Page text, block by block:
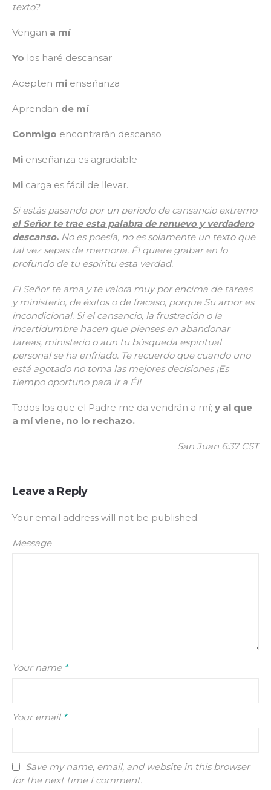
texto?
Vengan a mí
Yo los haré descansar
Acepten mi enseñanza
Aprendan de mí
Conmigo encontrarán descanso
Mi enseñanza es agradable
Mi carga es fácil de llevar.
Si estás pasando por un período de cansancio extremo
el Señor te trae esta palabra de renuevo y verdadero
descanso. No es poesía, no es solamente un texto que
tal vez sepas de memoria. Él quiere grabar en lo
profundo de tu espíritu esta verdad.
El Señor te ama y te valora muy por encima de tareas
y ministerio, de éxitos o de fracaso, porque Su amor es
incondicional. Si el cansancio, la frustración o la
incertidumbre hacen que pienses en abandonar
tareas, ministerio o aun tu búsqueda espiritual
personal se ha enfriado. Te recuerdo que cuando uno
está agotado no toma las mejores decisiones ¡Es
tiempo oportuno para ir a Él!
Todos los que el Padre me da vendrán a mí; y al que
a mí viene, no lo rechazo.
San Juan 6:37 CST
Leave a Reply
Your email address will not be published.
Message
Your name *
Your email *
Save my name, email, and website in this browser
for the next time I comment.